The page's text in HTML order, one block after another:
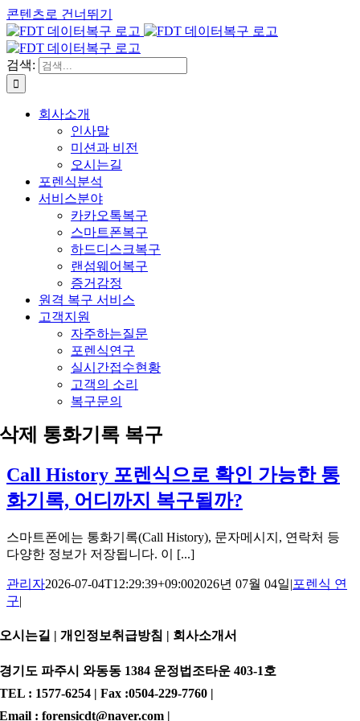
콘텐츠로 건너뛰기
검색:
회사소개
인사말
미션과 비전
오시는길
포렌식분석
서비스분야
카카오톡복구
스마트폰복구
하드디스크복구
랜섬웨어복구
증거감정
원격 복구 서비스
고객지원
자주하는질문
포렌식연구
실시간접수현황
고객의 소리
복구문의
삭제 통화기록 복구
Call History 포렌식으로 확인 가능한 통
화기록, 어디까지 복구될까?
스마트폰에는 통화기록(Call History), 문자메시지, 연락처 등
다양한 정보가 저장됩니다. 이 [...]
관리자2026-07-04T12:29:39+09:002026년 07월 04일|포렌식 연
구|
오시는길 | 개인정보취급방침 | 회사소개서
경기도 파주시 와동동 1384 운정법조타운 403-1호
TEL : 1577-6254 | Fax :0504-229-7760 |
Email : forensicdt@naver.com |